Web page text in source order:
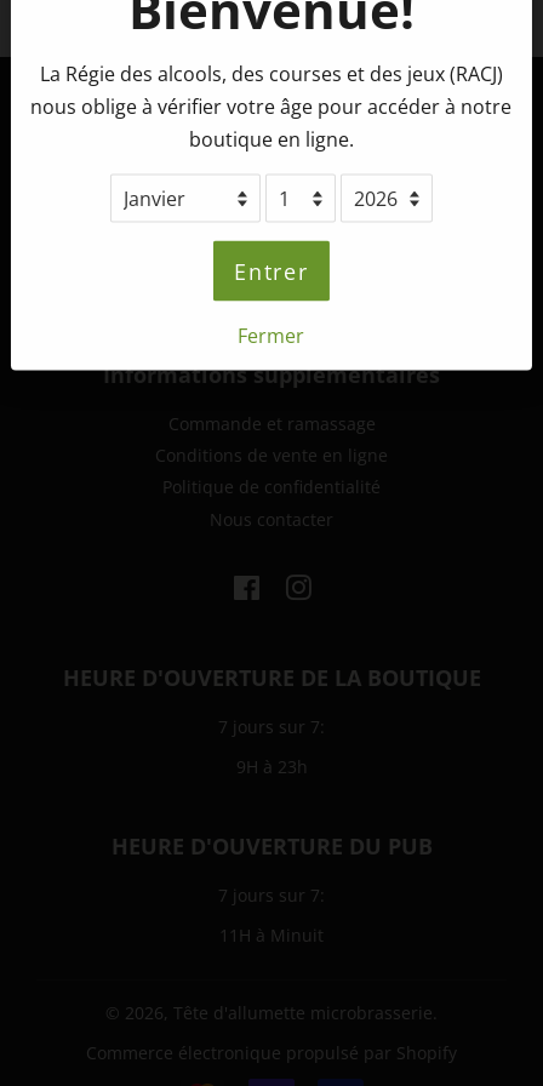
Facebook
Tête d'Allumette Microbrasserie
265, route 132 ouest,
St-André-de-Kamouraska (Québec)
Informations supplémentaires
Commande et ramassage
Conditions de vente en ligne
Politique de confidentialité
Nous contacter
Facebook
HEURE D'OUVERTURE DE LA BOUTIQUE
7 jours sur 7:
9H à 23h
HEURE D'OUVERTURE DU PUB
7 jours sur 7:
11H à Minuit
© 2026, Tête d'allumette microbrasserie.
Commerce électronique propulsé par Shopify
La Régie des alcools, des courses et des jeux (RACJ)
nous oblige à vérifier votre âge pour accéder à notre
boutique en ligne.
Entrer
Fermer